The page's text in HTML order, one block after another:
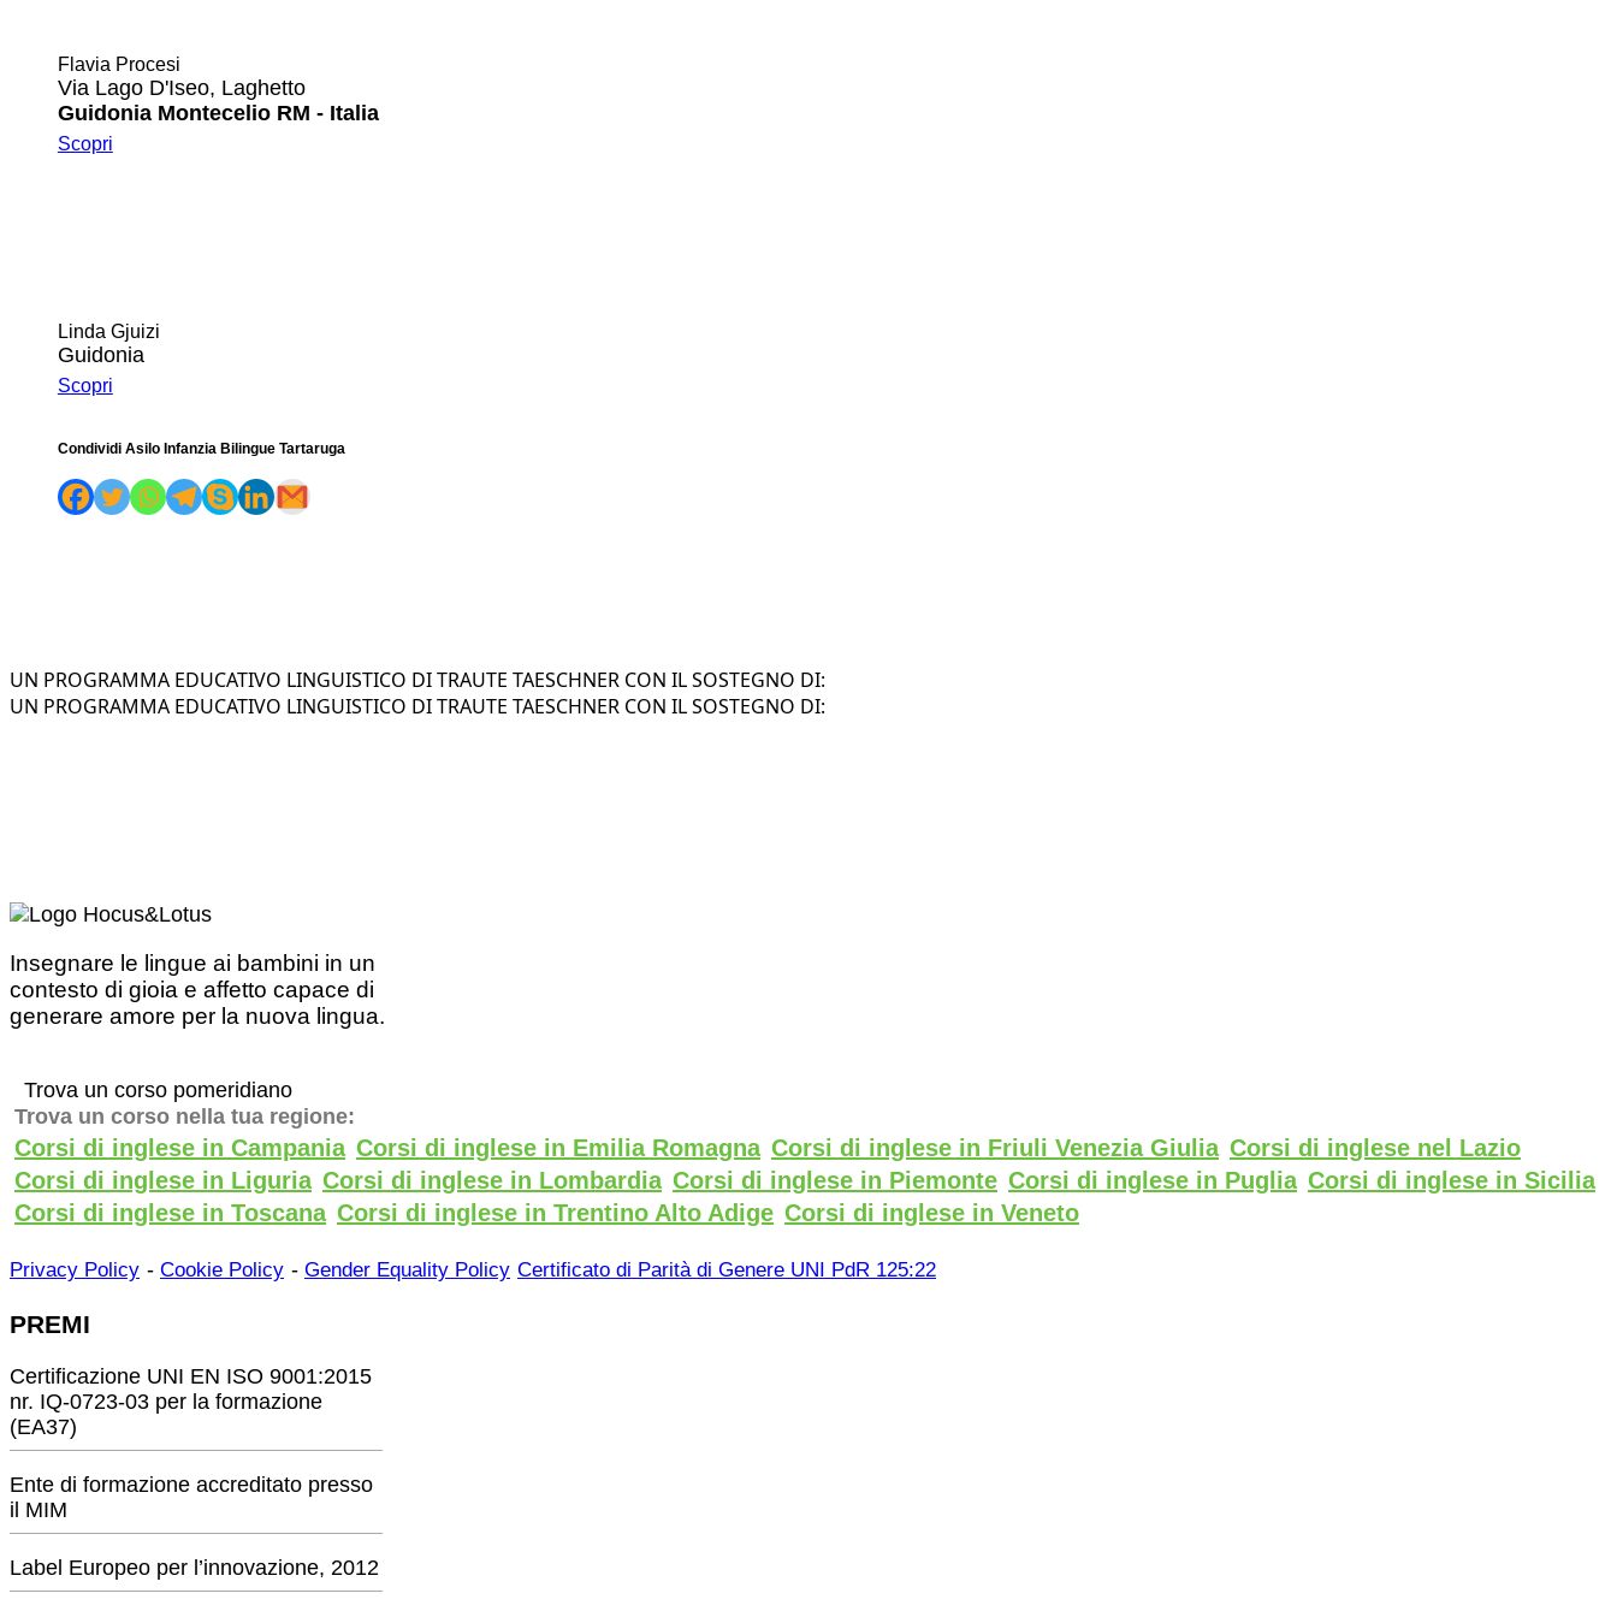
Flavia Procesi
Via Lago D'Iseo, Laghetto
Guidonia Montecelio RM - Italia
Scopri
Linda Gjuizi
Guidonia
Scopri
Condividi Asilo Infanzia Bilingue Tartaruga
UN PROGRAMMA EDUCATIVO LINGUISTICO DI TRAUTE TAESCHNER CON IL SOSTEGNO DI:
UN PROGRAMMA EDUCATIVO LINGUISTICO DI TRAUTE TAESCHNER CON IL SOSTEGNO DI:
Insegnare le lingue ai bambini in un
contesto di gioia e affetto capace di
generare amore per la nuova lingua.
Trova un corso pomeridiano
Trova un corso nella tua regione:
Corsi di inglese in Campania Corsi di inglese in Emilia Romagna Corsi di inglese in Friuli Venezia Giulia Corsi di inglese nel Lazio
Corsi di inglese in Liguria Corsi di inglese in Lombardia Corsi di inglese in Piemonte Corsi di inglese in Puglia Corsi di inglese in Sicilia
Corsi di inglese in Toscana Corsi di inglese in Trentino Alto Adige Corsi di inglese in Veneto
Privacy Policy - Cookie Policy - Gender Equality Policy Certificato di Parità di Genere UNI PdR 125:22
PREMI
Certificazione UNI EN ISO 9001:2015
nr. IQ-0723-03 per la formazione
(EA37)
Ente di formazione accreditato presso
il MIM
Label Europeo per l’innovazione, 2012